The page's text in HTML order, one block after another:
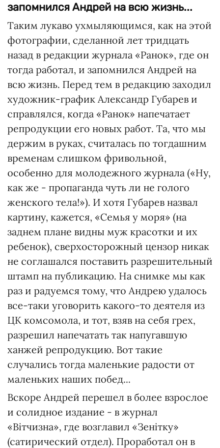
запомнился Андрей на всю жизнь...
Таким лукаво ухмыляющимся, как на этой
фотографии, сделанной лет тридцать
назад в редакции журнала «Ранок», где он
тогда работал, и запомнился Андрей на
всю жизнь. Перед тем в редакцию заходил
художник-график Александр Губарев и
справлялся, когда «Ранок» напечатает
репродукции его новых работ. Та, что мы
держим в руках, считалась по тогдашним
временам слишком фривольной,
особенно для молодежного журнала («Ну,
как же - пропаганда чуть ли не голого
женского тела!»). И хотя Губарев назвал
картину, кажется, «Семья у моря» (на
заднем плане видны муж красотки и их
ребенок), сверхосторожный цензор никак
не соглашался поставить разрешительный
штамп на публикацию. На снимке мы как
раз и радуемся тому, что Андрею удалось
все-таки уговорить какого-то деятеля из
ЦК комсомола, и тот, взяв на себя грех,
разрешил напечатать так напугавшую
ханжей репродукцию. Вот такие
случались тогда маленькие радости от
маленьких наших побед...
Вскоре Андрей перешел в более взрослое
и солидное издание - в журнал
«Вітчизна», где возглавил «Зенітку»
(сатирический отдел). Проработал он в